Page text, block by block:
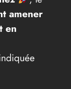
amener
en